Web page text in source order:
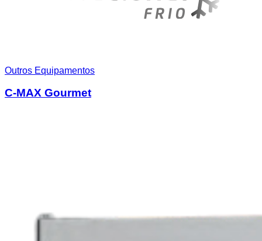
Outros Equipamentos
C-MAX Gourmet